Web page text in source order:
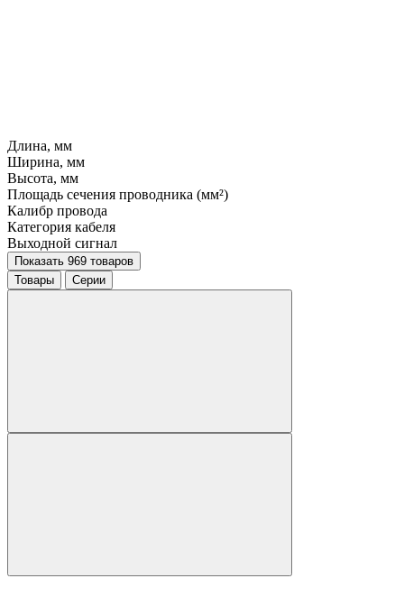
Длина, мм
Ширина, мм
Высота, мм
Площадь сечения проводника (мм²)
Калибр провода
Категория кабеля
Выходной сигнал
Показать 969 товаров
Товары
Серии